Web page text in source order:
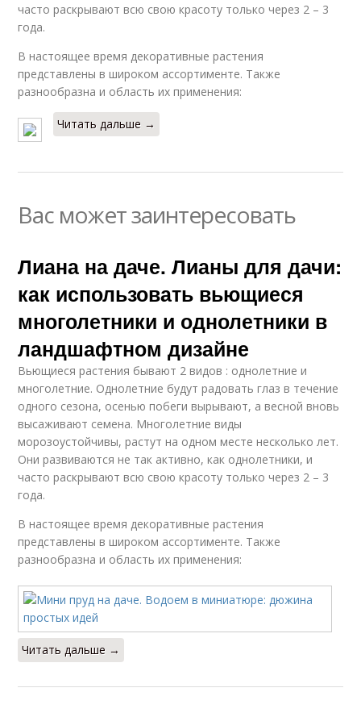
часто раскрывают всю свою красоту только через 2 – 3
года.
В настоящее время декоративные растения
представлены в широком ассортименте. Также
разнообразна и область их применения:
Читать дальше →
Вас может заинтересовать
Лиана на даче. Лианы для дачи:
как использовать вьющиеся
многолетники и однолетники в
ландшафтном дизайне
Вьющиеся растения бывают 2 видов : однолетние и
многолетние. Однолетние будут радовать глаз в течение
одного сезона, осенью побеги вырывают, а весной вновь
высаживают семена. Многолетние виды
морозоустойчивы, растут на одном месте несколько лет.
Они развиваются не так активно, как однолетники, и
часто раскрывают всю свою красоту только через 2 – 3
года.
В настоящее время декоративные растения
представлены в широком ассортименте. Также
разнообразна и область их применения:
Читать дальше →